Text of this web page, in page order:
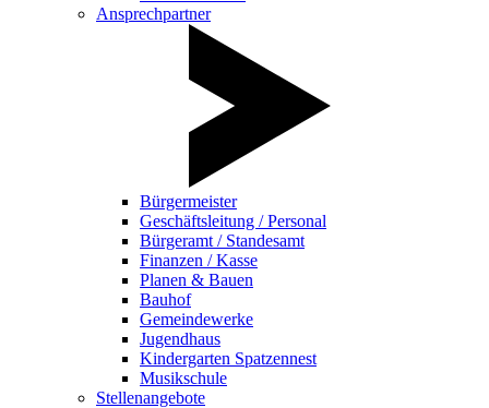
Ansprechpartner
Bürgermeister
Geschäftsleitung / Personal
Bürgeramt / Standesamt
Finanzen / Kasse
Planen & Bauen
Bauhof
Gemeindewerke
Jugendhaus
Kindergarten Spatzennest
Musikschule
Stellenangebote